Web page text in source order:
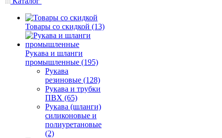
Товары со скидкой (13)
Рукава и шланги
промышленные (195)
Рукава
резиновые (128)
Рукава и трубки
ПВХ (65)
Рукава (шланги)
силиконовые и
полиуретановые
(2)